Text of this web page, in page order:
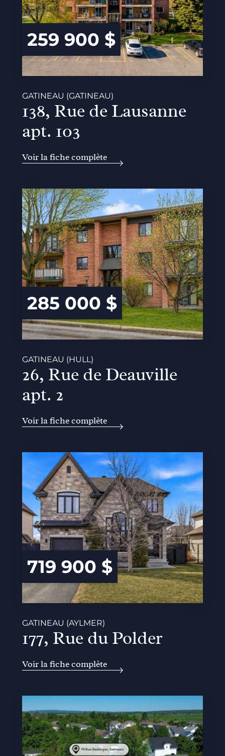
259 900 $
GATINEAU (GATINEAU)
138, Rue de Lausanne
apt. 103
Voir la fiche complète
285 000 $
GATINEAU (HULL)
26, Rue de Deauville
apt. 2
Voir la fiche complète
719 900 $
GATINEAU (AYLMER)
177, Rue du Polder
Voir la fiche complète